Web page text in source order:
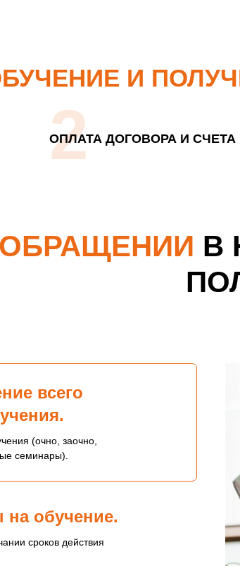
И
2
ОПЛАТА ДОГОВОРА И СЧЕТА
В
всего
(очно, заочно,
семинары).
на обучение.
сроков действия